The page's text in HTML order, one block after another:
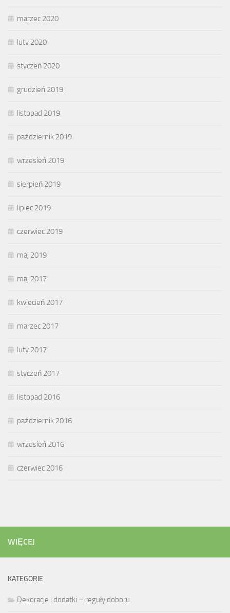
marzec 2020
luty 2020
styczeń 2020
grudzień 2019
listopad 2019
październik 2019
wrzesień 2019
sierpień 2019
lipiec 2019
czerwiec 2019
maj 2019
maj 2017
kwiecień 2017
marzec 2017
luty 2017
styczeń 2017
listopad 2016
październik 2016
wrzesień 2016
czerwiec 2016
WIĘCEJ
KATEGORIE
Dekoracje i dodatki – reguły doboru